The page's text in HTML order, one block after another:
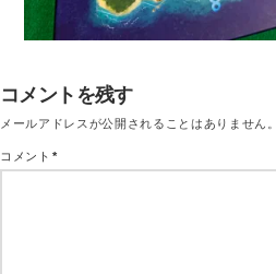
コメントを残す
メールアドレスが公開されることはありません。
コメント*